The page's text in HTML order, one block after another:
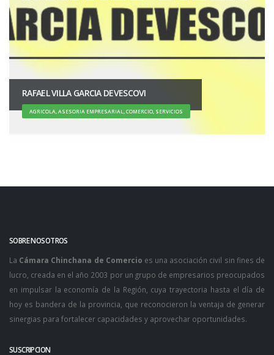
RAFAEL VILLA GARCIA DEVESCOVI
AGRICOLA, ASESORIA EMPRESARIAL, COMERCIO, SERVICIOS
SOBRE NOSOTROS
La Cámara Chinchana de Comercio es una asociación civil sin fines de
lucro, creada en el año 2003 por un grupo de empresarios preocupados
en impulsar la economía de la Región, cuya trayectoria hasta el día de
hoy es bandera de la provincia, que reconocieron la ventaja de generar
sinergias para fortalecer capacidades y aprovechar oportunidades.
SUSCRIPCION